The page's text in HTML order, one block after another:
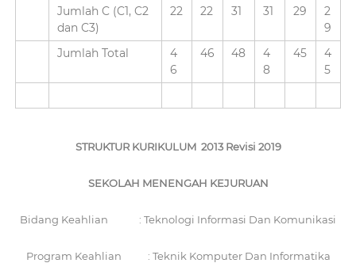
Jumlah C (C1, C2
dan C3)
22 22 31 31 29
2
9
Jumlah Total
4
6
46 48
4
8
45
4
5
STRUKTUR KURIKULUM 2013 Revisi 2019
SEKOLAH MENENGAH KEJURUAN
Bidang Keahlian : Teknologi Informasi Dan Komunikasi
Program Keahlian : Teknik Komputer Dan Informatika